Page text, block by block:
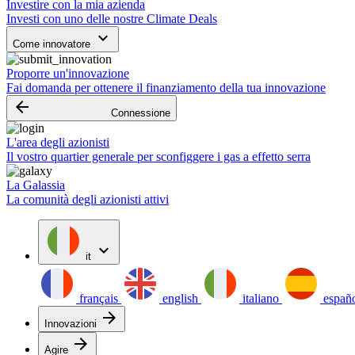
Investire con la mia azienda
Investi con uno delle nostre Climate Deals
Come innovatore keyboard_arrow_down
Proporre un'innovazione
Fai domanda per ottenere il finanziamento della tua innovazione
arrow_backward Connessione
L'area degli azionisti
Il vostro quartier generale per sconfiggere i gas a effetto serra
La Galassia
La comunità degli azionisti attivi
it expand_more
français english italiano
Innovazioni arrow_forward
Agire arrow_forward